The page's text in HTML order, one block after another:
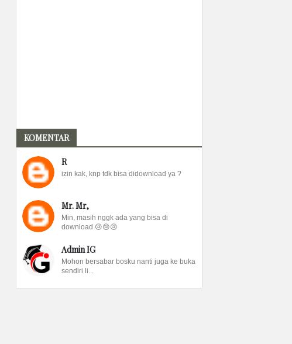
KOMENTAR
R
izin kak, knp tdk bisa didownload ya ?
Mr. Mr,
Min, masih nggk ada yang bisa di
download 😢😢😢
Admin IG
Mohon bersabar bosku nanti juga ke buka
sendiri li...